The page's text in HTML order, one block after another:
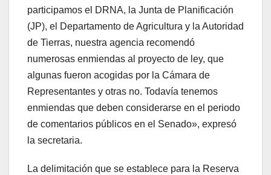
participamos el DRNA, la Junta de Planificación
(JP), el Departamento de Agricultura y la Autoridad
de Tierras, nuestra agencia recomendó
numerosas enmiendas al proyecto de ley, que
algunas fueron acogidas por la Cámara de
Representantes y otras no. Todavía tenemos
enmiendas que deben considerarse en el periodo
de comentarios públicos en el Senado», expresó
la secretaria.
La delimitación que se establece para la Reserva